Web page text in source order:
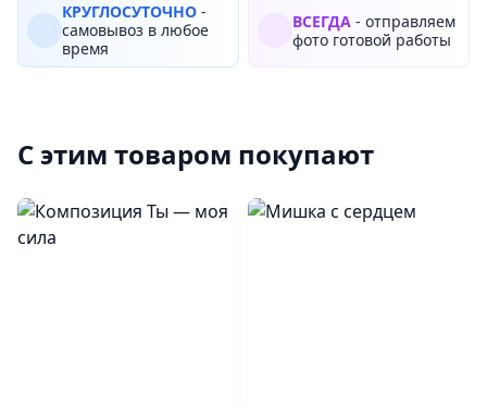
КРУГЛОСУТОЧНО -
самовывоз в любое
время
ВСЕГДА - отправляем
фото готовой работы
С этим товаром покупают